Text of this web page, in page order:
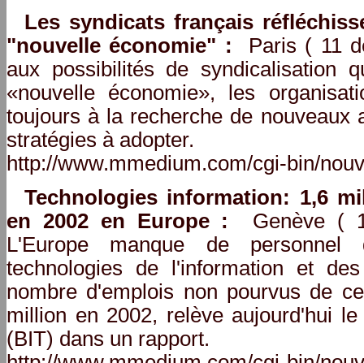
Les syndicats français
"nouvelle économie" : Paris ( 11
aux possibilités de syndicalisation
«nouvelle économie», les
toujours à la recherche de nouveaux
stratégies à adopter.
http://www.mmedium.com/cgi-bin/
Technologies information: 1,6
en 2002 en Europe : Genève (
L'Europe manque de
technologies de l'information et
nombre d'emplois non pourvus de
million en 2002, relève aujourd'hui
(BIT) dans un rapport.